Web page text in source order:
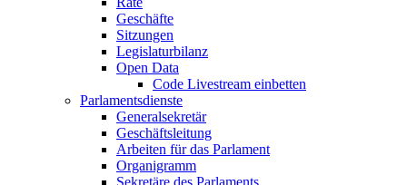
Geschäfte
Sitzungen
Legislaturbilanz
Open Data
Code Livestream einbetten
Parlamentsdienste
Generalsekretär
Geschäftsleitung
Arbeiten für das Parlament
Organigramm